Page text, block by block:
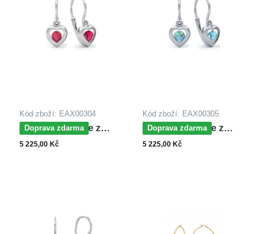
Kód zboží: EAX00304
Doprava zdarma
MOISS náušnice z
bílého zlata SRDCE
5 225,00 Kč
Kód zboží: EAX00305
Doprava zdarma
MOISS náušnice z
bílého zlata SRDCE
5 225,00 Kč